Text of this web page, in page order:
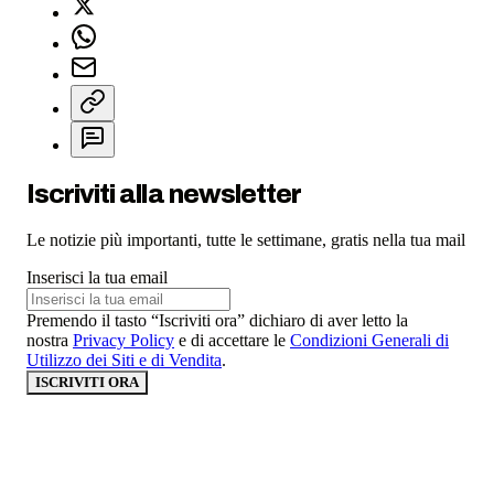
Iscriviti alla newsletter
Le notizie più importanti, tutte le settimane, gratis nella tua mail
Inserisci la tua email
Premendo il tasto “Iscriviti ora” dichiaro di aver letto la
nostra Privacy Policy e di accettare le Condizioni Generali di
Utilizzo dei Siti e di Vendita.
ISCRIVITI ORA